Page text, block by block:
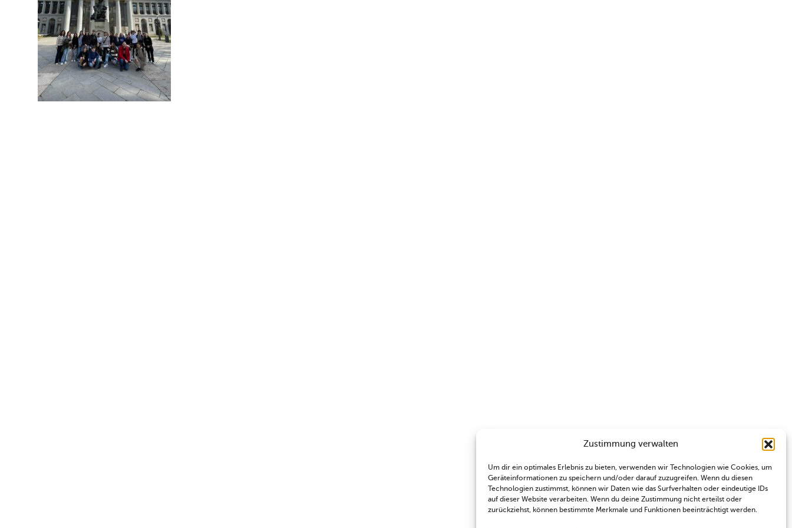
Zustimmung verwalten
Um dir ein optimales Erlebnis zu bieten, verwenden wir Technologien wie Cookies, um
Geräteinformationen zu speichern und/oder darauf zuzugreifen. Wenn du diesen
Technologien zustimmst, können wir Daten wie das Surfverhalten oder eindeutige IDs
auf dieser Website verarbeiten. Wenn du deine Zustimmung nicht erteilst oder
zurückziehst, können bestimmte Merkmale und Funktionen beeinträchtigt werden.